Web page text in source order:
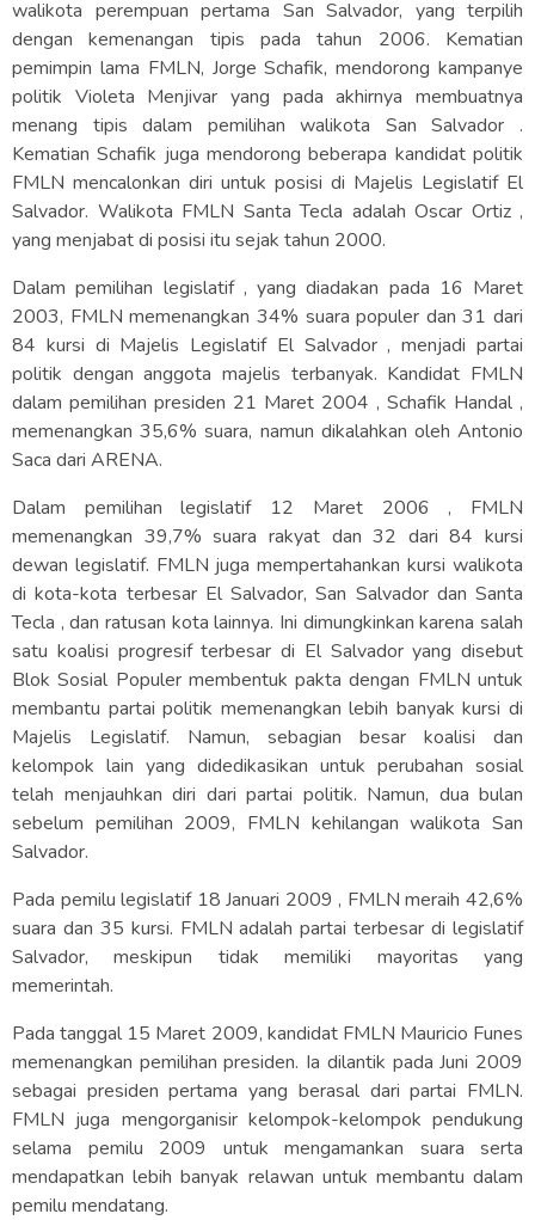
walikota perempuan pertama San Salvador, yang terpilih
dengan kemenangan tipis pada tahun 2006. Kematian
pemimpin lama FMLN, Jorge Schafik, mendorong kampanye
politik Violeta Menjivar yang pada akhirnya membuatnya
menang tipis dalam pemilihan walikota San Salvador .
Kematian Schafik juga mendorong beberapa kandidat politik
FMLN mencalonkan diri untuk posisi di Majelis Legislatif El
Salvador. Walikota FMLN Santa Tecla adalah Oscar Ortiz ,
yang menjabat di posisi itu sejak tahun 2000.
Dalam pemilihan legislatif , yang diadakan pada 16 Maret
2003, FMLN memenangkan 34% suara populer dan 31 dari
84 kursi di Majelis Legislatif El Salvador , menjadi partai
politik dengan anggota majelis terbanyak. Kandidat FMLN
dalam pemilihan presiden 21 Maret 2004 , Schafik Handal ,
memenangkan 35,6% suara, namun dikalahkan oleh Antonio
Saca dari ARENA.
Dalam pemilihan legislatif 12 Maret 2006 , FMLN
memenangkan 39,7% suara rakyat dan 32 dari 84 kursi
dewan legislatif. FMLN juga mempertahankan kursi walikota
di kota-kota terbesar El Salvador, San Salvador dan Santa
Tecla , dan ratusan kota lainnya. Ini dimungkinkan karena salah
satu koalisi progresif terbesar di El Salvador yang disebut
Blok Sosial Populer membentuk pakta dengan FMLN untuk
membantu partai politik memenangkan lebih banyak kursi di
Majelis Legislatif. Namun, sebagian besar koalisi dan
kelompok lain yang didedikasikan untuk perubahan sosial
telah menjauhkan diri dari partai politik. Namun, dua bulan
sebelum pemilihan 2009, FMLN kehilangan walikota San
Salvador.
Pada pemilu legislatif 18 Januari 2009 , FMLN meraih 42,6%
suara dan 35 kursi. FMLN adalah partai terbesar di legislatif
Salvador, meskipun tidak memiliki mayoritas yang
memerintah.
Pada tanggal 15 Maret 2009, kandidat FMLN Mauricio Funes
memenangkan pemilihan presiden. Ia dilantik pada Juni 2009
sebagai presiden pertama yang berasal dari partai FMLN.
FMLN juga mengorganisir kelompok-kelompok pendukung
selama pemilu 2009 untuk mengamankan suara serta
mendapatkan lebih banyak relawan untuk membantu dalam
pemilu mendatang.